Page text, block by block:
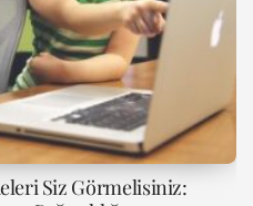
Siz Görmelisiniz: